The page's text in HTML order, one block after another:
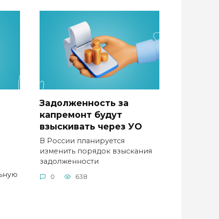
Задолженность за
капремонт будут
взыскивать через УО
В России планируется
изменить порядок взыскания
задолженности
0 638